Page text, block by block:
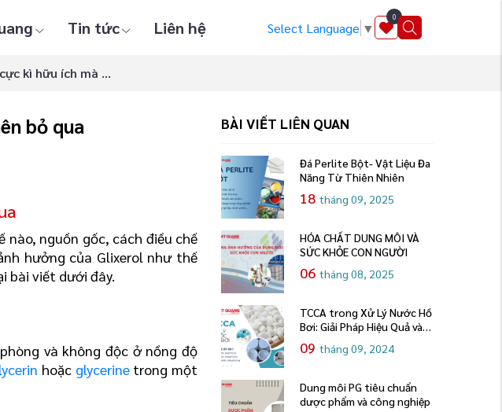
Tin tức Liên hệ Select Language ▼
0
kì hữu ích mà ...
bỏ qua
nào, nguồn gốc, cách điều chế
hưởng của Glixerol như thế
bài viết dưới đây.
và không độc ở nồng độ
hoặc glycerine trong một
BÀI VIẾT LIÊN QUAN
Đá Perlite Bột- Vật Liệu Đa
Năng Từ Thiên Nhiên
18 tháng 09, 2025
HÓA CHẤT DUNG MÔI VÀ
SỨC KHỎE CON NGƯỜI
06 tháng 08, 2025
TCCA trong Xử Lý Nước Hồ
Bơi: Giải Pháp Hiệu Quả và
An Toàn
09 tháng 09, 2024
Dung môi PG tiêu chuẩn
dược phẩm và công nghiệp